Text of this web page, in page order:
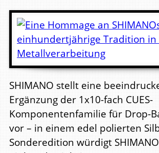
SHIMANO stellt eine
Ergänzung der 1x10-fach CUES-
Komponentenfamilie für Drop-
vor – in einem edel polierten
Sonderedition würdigt